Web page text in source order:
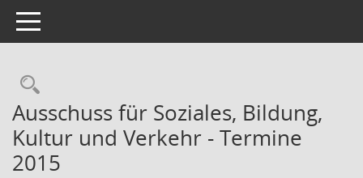
Toggle navigation
Rechercheauswahl
Ausschuss für Soziales, Bildung,
Kultur und Verkehr - Termine
2015